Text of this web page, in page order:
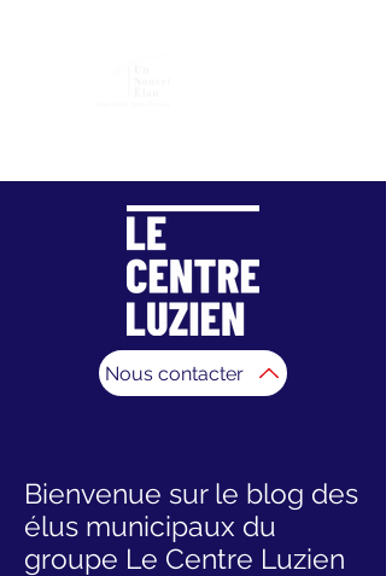
Nous contacter
Bienvenue sur le blog des
élus municipaux du
groupe Le Centre Luzien